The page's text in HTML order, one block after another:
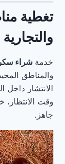
تغطية
والتجارية
خدمة شراء
والمناطق
الانتشار داخل
وقت
جاهز.